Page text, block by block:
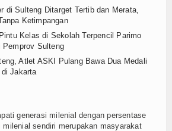
di Sulteng Ditarget Tertib dan Merata,
Ketimpangan
Kelas di Sekolah Terpencil Parimo
Pemprov Sulteng
Atlet ASKI Pulang Bawa Dua Medali
di Jakarta
generasi milenial dengan persentase
milenial sendiri merupakan masyarakat